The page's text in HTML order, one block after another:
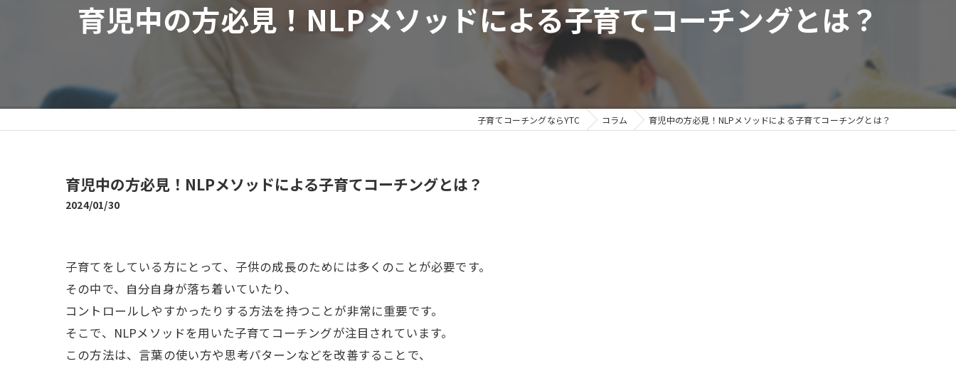
副業
育児中の方必見！NLPメソッドによる子育てコーチングとは？
子育てコーチングならYTC コラム 育児中の方必見！NLPメソッドによる子育てコーチングとは？
育児中の方必見！NLPメソッドによる子育てコーチングとは？
2024/01/30
子育てをしている方にとって、子供の成長のためには多くのことが必要です。
その中で、自分自身が落ち着いていたり、
コントロールしやすかったりする方法を持つことが非常に重要です。
そこで、NLPメソッドを用いた子育てコーチングが注目されています。
この方法は、言葉の使い方や思考パターンなどを改善することで、